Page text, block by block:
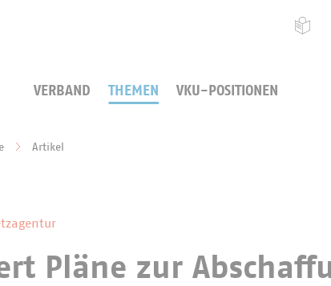
VERBAND THEMEN VKU-POSITIONEN
Artikel
Pläne zur